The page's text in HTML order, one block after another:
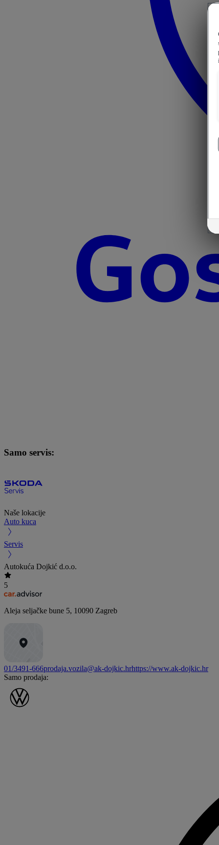
Samo servis:
Naše lokacije
Auto kuca
Servis
Autokuća Dojkić d.o.o.
5
Aleja seljačke bune 5, 10090 Zagreb
01/3491-666prodaja.vozila@ak-dojkic.hrhttps://www.ak-dojkic.hr
Samo prodaja: